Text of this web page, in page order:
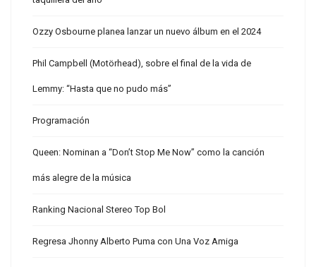
Ozzy Osbourne planea lanzar un nuevo álbum en el 2024
Phil Campbell (Motörhead), sobre el final de la vida de
Lemmy: “Hasta que no pudo más”
Programación
Queen: Nominan a “Don’t Stop Me Now” como la canción
más alegre de la música
Ranking Nacional Stereo Top Bol
Regresa Jhonny Alberto Puma con Una Voz Amiga